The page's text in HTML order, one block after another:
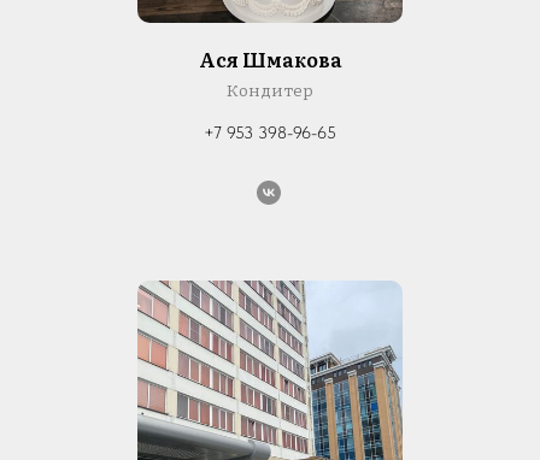
Ася Шмакова
Кондитер
+7 953 398-96-65